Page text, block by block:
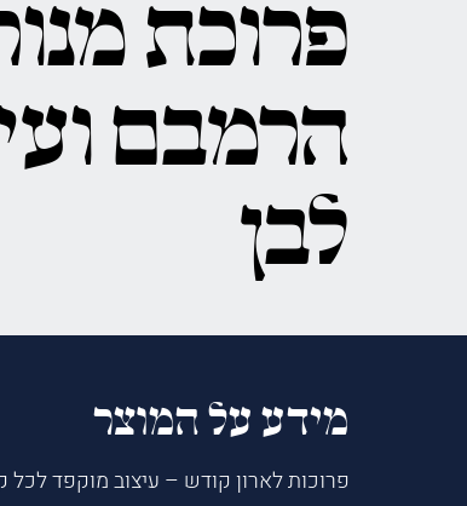
פרוכת
הרמבם
לבן
מידע על המוצר
פרוכות לארון קודש – עיצוב מוקפד לכל